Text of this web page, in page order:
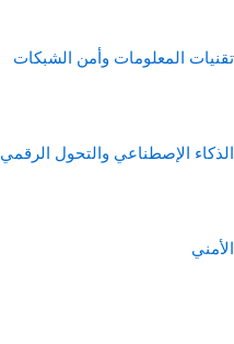
تقنيات المعلومات وأمن الشبكات
الذكاء الإصطناعي والتحول الرقمي
الأمني